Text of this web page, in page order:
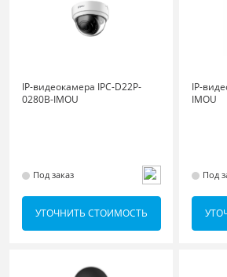
IP-видеокамера IPC-D22P-
0280B-IMOU
Под заказ
УТОЧНИТЬ СТОИМОСТЬ
IP-
IMOU
Под